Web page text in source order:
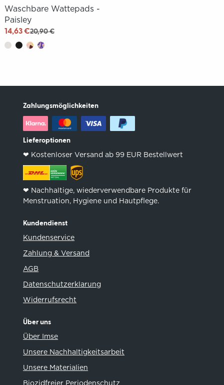
Waschbare Wattepads -
Paisley
14,63 €20,90 €
Zahlungsmöglichkeiten
Lieferoptionen
❤︎ Kostenloser Versand ab 99 EUR Bestellwert
❤︎ Nachhaltige, wiederverwendbare Produkte für
Menstruation, Hygiene und Hautpflege.
Kundendienst
Kundenservice
Zahlung & Versand
AGB
Datenschutzerklarung
Widerrufsrecht
Über uns
Über Imse
Unsere Nachhaltigkeitsarbeit
Unsere Materialien
Biozidfreier Periodenschutz